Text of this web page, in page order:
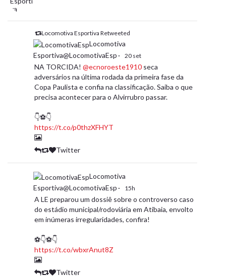
Locomotiva Esportiva Retweeted
Locomotiva
Esportiva@LocomotivaEsp · 20 set
NA TORCIDA! @ecnoroeste1910 seca
adversários na última rodada da primeira fase da
Copa Paulista e confia na classificação. Saiba o que
precisa acontecer para o Alvirrubro passar.
👇⚽️👇
https://t.co/p0thzXFHYT
Twitter
Locomotiva
Esportiva@LocomotivaEsp · 15h
A LE preparou um dossiê sobre o controverso caso
do estádio municipal/rodoviária em Atibaia, envolto
em inúmeras irregularidades, confira!
⚽👇⚽👇
https://t.co/wbxrAnut8Z
Twitter